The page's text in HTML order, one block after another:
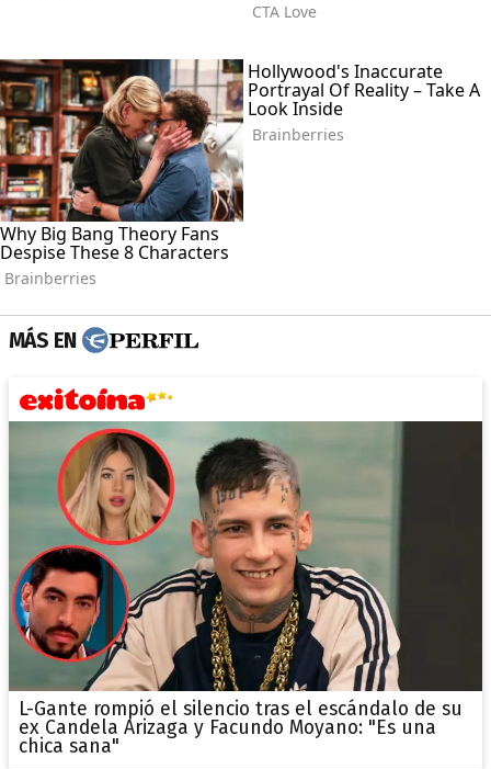
MÁS EN
L-Gante rompió el silencio tras el escándalo de su
ex Candela Arizaga y Facundo Moyano: "Es una
chica sana"